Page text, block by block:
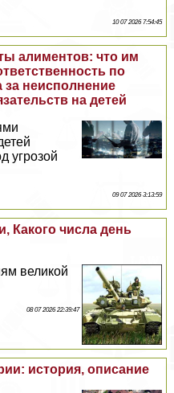
10 07 2026 7:54:45
алиментов: что им
по
за неисполнение
на детей
угрозой
09 07 2026 3:13:59
Какого числа день
великой
08 07 2026 22:39:47
история, описание